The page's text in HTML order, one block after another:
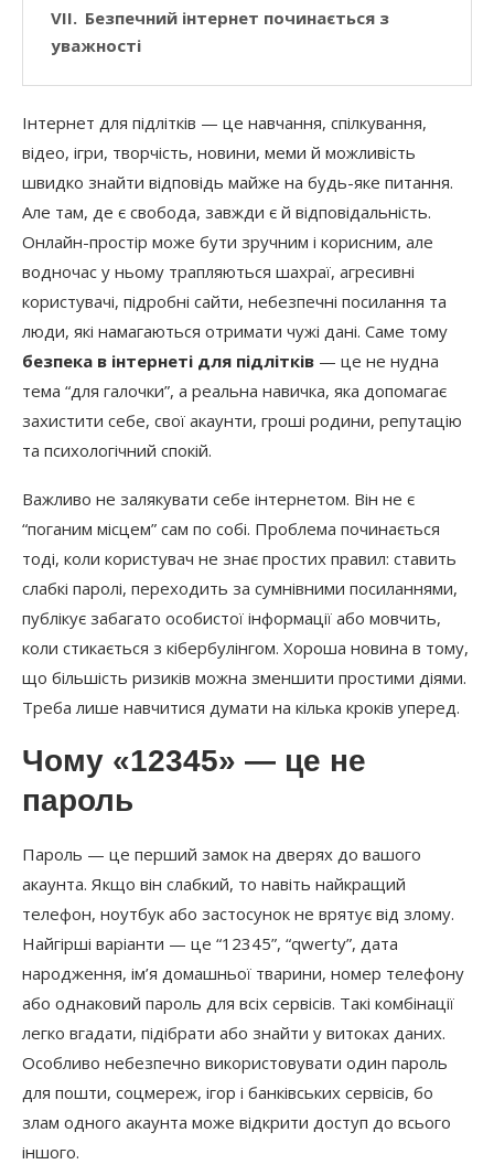
Безпечний інтернет починається з
уважності
Інтернет для підлітків — це навчання, спілкування,
відео, ігри, творчість, новини, меми й можливість
швидко знайти відповідь майже на будь-яке питання.
Але там, де є свобода, завжди є й відповідальність.
Онлайн-простір може бути зручним і корисним, але
водночас у ньому трапляються шахраї, агресивні
користувачі, підробні сайти, небезпечні посилання та
люди, які намагаються отримати чужі дані. Саме тому
безпека в інтернеті для підлітків — це не нудна
тема “для галочки”, а реальна навичка, яка допомагає
захистити себе, свої акаунти, гроші родини, репутацію
та психологічний спокій.
Важливо не залякувати себе інтернетом. Він не є
“поганим місцем” сам по собі. Проблема починається
тоді, коли користувач не знає простих правил: ставить
слабкі паролі, переходить за сумнівними посиланнями,
публікує забагато особистої інформації або мовчить,
коли стикається з кібербулінгом. Хороша новина в тому,
що більшість ризиків можна зменшити простими діями.
Треба лише навчитися думати на кілька кроків уперед.
Чому «12345» — це не
пароль
Пароль — це перший замок на дверях до вашого
акаунта. Якщо він слабкий, то навіть найкращий
телефон, ноутбук або застосунок не врятує від злому.
Найгірші варіанти — це “12345”, “qwerty”, дата
народження, ім’я домашньої тварини, номер телефону
або однаковий пароль для всіх сервісів. Такі комбінації
легко вгадати, підібрати або знайти у витоках даних.
Особливо небезпечно використовувати один пароль
для пошти, соцмереж, ігор і банківських сервісів, бо
злам одного акаунта може відкрити доступ до всього
іншого.